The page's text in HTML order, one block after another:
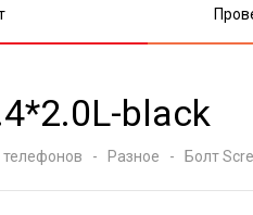
black
телефонов - Разное - Болт